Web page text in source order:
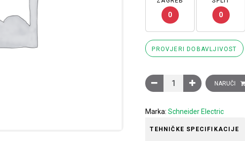
0 0
PROVJERI DOBAVLJIVOST
Sklopnik motorski 3P
NARUČI
Marka:Schneider Electric
TEHNIČKE SPECIFIKACIJE